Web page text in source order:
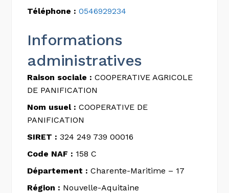
Téléphone : 0546929234
Informations
administratives
Raison sociale : COOPERATIVE AGRICOLE
DE PANIFICATION
Nom usuel : COOPERATIVE DE
PANIFICATION
SIRET : 324 249 739 00016
Code NAF : 158 C
Département : Charente-Maritime – 17
Région : Nouvelle-Aquitaine